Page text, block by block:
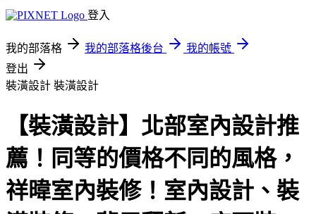
登入
我的部落格 我的部落格後台
我的帳號
登出
裝潢設計 裝潢設計
【裝潢設計】北部室內設計推
薦！同等的價格不同的風格，
祥暐室內裝修！室內設計、裝